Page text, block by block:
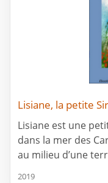
Lisiane, la petite
Lisiane est une
dans la mer des
au milieu d’une
2019